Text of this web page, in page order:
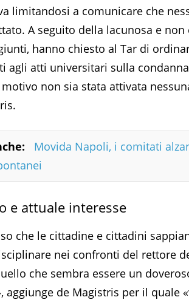
limitandosi a comunicare che
A seguito della lacunosa e
hanno chiesto al Tar di
agli atti universitari sulla
non sia stata attivata
Movida Napoli, i comitati
e attuale interesse
che le cittadine e cittadini
nei confronti del rettore
che sembra essere un
aggiunge de Magistris per il quale